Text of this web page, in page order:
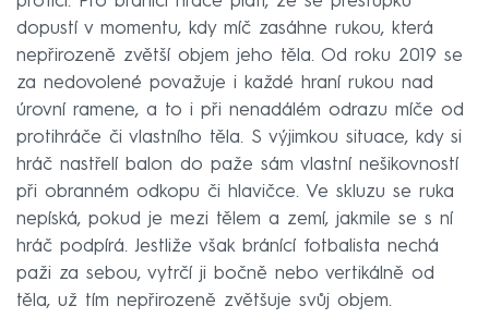
dopustí v momentu, kdy míč zasáhne rukou, která
nepřirozeně zvětší objem jeho těla. Od roku 2019 se
za nedovolené považuje i každé hraní rukou nad
úrovní ramene, a to i při nenadálém odrazu míče od
protihráče či vlastního těla. S výjimkou situace, kdy si
hráč nastřelí balon do paže sám vlastní nešikovností
při obranném odkopu či hlavičce. Ve skluzu se ruka
nepíská, pokud je mezi tělem a zemí, jakmile se s ní
hráč podpírá. Jestliže však bránící fotbalista nechá
paži za sebou, vytrčí ji bočně nebo vertikálně od
těla, už tím nepřirozeně zvětšuje svůj objem.